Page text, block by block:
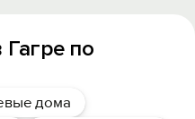
по
дома